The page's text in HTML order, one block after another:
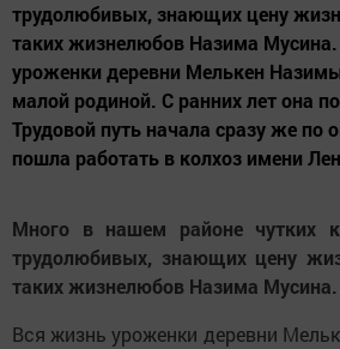
трудолюбивых, знающих цену
таких жизнелюбов Назима
уроженки деревни Мелькен
малой родиной. С ранних лет она
Трудовой путь начала сразу же по
пошла работать в колхоз имени
Много в нашем районе чутких
трудолюбивых, знающих цену
таких жизнелюбов Назима Мусина.
Вся жизнь уроженки деревни